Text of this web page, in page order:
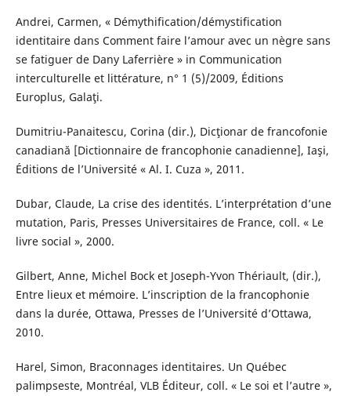
Andrei, Carmen, « Démythification/démystification
identitaire dans Comment faire l’amour avec un nègre sans
se fatiguer de Dany Laferrière » in Communication
interculturelle et littérature, n° 1 (5)/2009, Éditions
Europlus, Galaţi.
Dumitriu-Panaitescu, Corina (dir.), Dicţionar de francofonie
canadiană [Dictionnaire de francophonie canadienne], Iaşi,
Éditions de l’Université « Al. I. Cuza », 2011.
Dubar, Claude, La crise des identités. L’interprétation d’une
mutation, Paris, Presses Universitaires de France, coll. « Le
livre social », 2000.
Gilbert, Anne, Michel Bock et Joseph-Yvon Thériault, (dir.),
Entre lieux et mémoire. L’inscription de la francophonie
dans la durée, Ottawa, Presses de l’Université d’Ottawa,
2010.
Harel, Simon, Braconnages identitaires. Un Québec
palimpseste, Montréal, VLB Éditeur, coll. « Le soi et l’autre »,